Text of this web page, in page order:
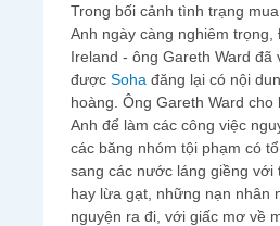
Trong bối cảnh tình trạng
Anh ngày càng nghiêm
Ireland - ông Gareth Ward
được Soha đăng lại có nội
hoàng. Ông Gareth Ward
Anh để làm các công việc
các băng nhóm tội phạm có
sang các nước láng giềng
hay lừa gạt, những nạn nhân
nguyện ra đi, với giấc mơ về